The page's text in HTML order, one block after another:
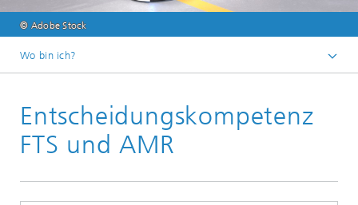
© Adobe Stock
Wo bin ich?
Veranstaltungen/Messen
Veranstaltungen und Seminare
Entscheidungskompetenz
FTS und AMR